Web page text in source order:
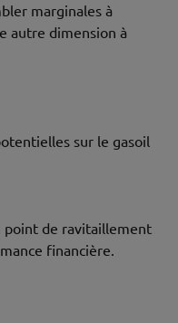
marginales à
autre dimension à
sur le gasoil
point de ravitaillement
financière.